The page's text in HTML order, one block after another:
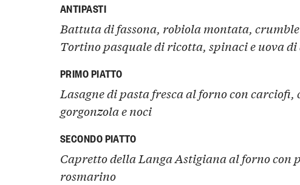
ANTIPASTI
Battuta di fassona, robiola montata,
Tortino pasquale di ricotta, spinaci e uova
PRIMO PIATTO
Lasagne di pasta fresca al forno con
gorgonzola e noci
SECONDO PIATTO
Capretto della Langa Astigiana al forno con
rosmarino